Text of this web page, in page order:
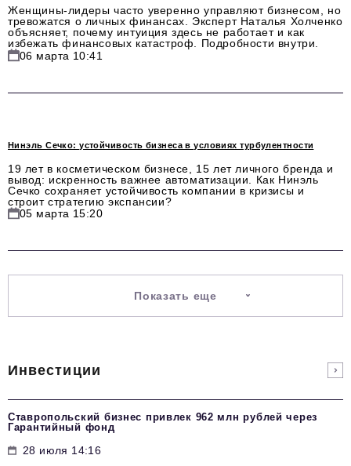
Электронные почты редакции:
Информационный отдел
info@business-magazine.online
reklama@business-magazine.online
Отдел по работе с партнерами
partner@business-magazine.online
Женщины-лидеры часто уверенно управляют бизнесом, но
тревожатся о личных финансах. Эксперт Наталья Холченко
объясняет, почему интуиция здесь не работает и как
избежать финансовых катастроф. Подробности внутри.
06 марта 10:41
Нинэль Сечко: устойчивость бизнеса в условиях турбулентности
19 лет в косметическом бизнесе, 15 лет личного бренда и
вывод: искренность важнее автоматизации. Как Нинэль
Сечко сохраняет устойчивость компании в кризисы и
строит стратегию экспансии?
05 марта 15:20
Показать еще
Инвестиции
Ставропольский бизнес привлек 962 млн рублей через
Гарантийный фонд
28 июля 14:16